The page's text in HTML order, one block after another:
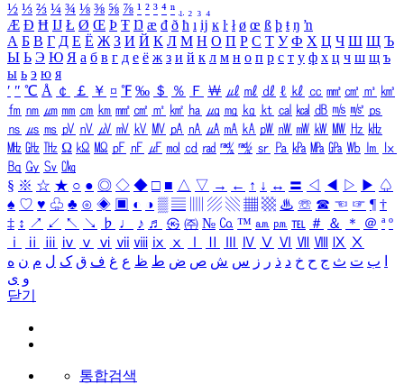
½ ⅓ ⅔ ¼ ¾ ⅛ ⅜ ⅝ ⅞ ¹ ² ³ ⁴ ⁿ ₁ ₂ ₃ ₄
Æ Ð Ħ Ĳ Ł Ø Œ Þ Ŧ Ŋ æ đ ð ħ ı ĳ ĸ ŀ ł ø œ ß þ ŧ ŋ ŉ
А Б В Г Д Е Ё Ж З И Й К Л М Н О П Р С Т У Ф Х Ц Ч Ш Щ Ъ
Ы Ь Э Ю Я а б в г д е ё ж з и й к л м н о п р с т у ф х ц ч ш щ ъ
ы ь э ю я
′ ″ ℃ Å ￠ ￡ ￥ ¤ ℉ ‰ ＄ ％ Ｆ ￦ ㎕ ㎖ ㎗ ℓ ㎘ ㏄ ㎣ ㎤ ㎥ ㎦
㎙ ㎚ ㎛ ㎜ ㎝ ㎞ ㎟ ㎠ ㎡ ㎢ ㏊ ㎍ ㎎ ㎏ ㏏ ㎈ ㎉ ㏈ ㎧ ㎨ ㎰
㎱ ㎲ ㎳ ㎴ ㎵ ㎶ ㎷ ㎸ ㎹ ㎀ ㎁ ㎂ ㎃ ㎄ ㎺ ㎻ ㎽ ㎾ ㎿ ㎐ ㎑
㎒ ㎓ ㎔ Ω ㏀ ㏁ ㎊ ㎋ ㎌ ㏖ ㏅ ㎭ ㎮ ㎯ ㏛ ㎩ ㎪ ㎫ ㎬ ㏝ ㏐
㏓
㏃ ㏉ ㏜ ㏆
§ ※ ☆ ★ ○ ● ◎ ◇ ◆ □ ■ △ ▽ → ← ↑ ↓ ↔ 〓 ◁ ◀ ▷ ▶ ♤
♠ ♡ ♥ ♧ ♣ ⊙ ◈ ▣ ◐ ◑ ▒ ▤ ▨ ▧ ▦ ▩ ♨ ☏ ☎ ☜ ☞ ¶ †
‡ ↕ ↗ ↙ ↖ ↘ ♭ ♩ ♪ ♬ ㉿ ㈜ № ㏇ ™ ㏂ ㏘ ℡ ＃ ＆ ＊ ＠ ª º
ⅰ
ⅱ ⅲ ⅳ ⅴ ⅵ ⅶ ⅷ ⅸ ⅹ Ⅳ Ⅴ Ⅵ Ⅶ Ⅷ Ⅸ Ⅹ
ب ت ث ج ح خ د ذ ر ز س ش ص ض ط ظ ع غ ف ق ک ل م ن ه
و ی
닫기
통합검색